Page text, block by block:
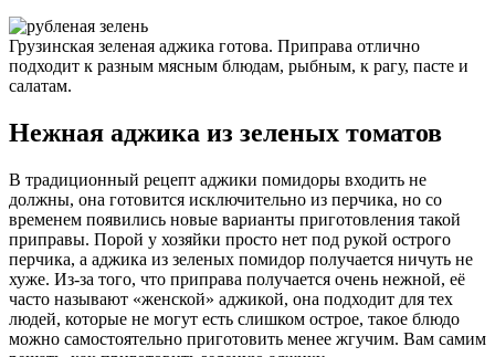
Грузинская зеленая аджика готова. Приправа отлично
подходит к разным мясным блюдам, рыбным, к рагу, пасте и
салатам.
Нежная аджика из зеленых томатов
В традиционный рецепт аджики помидоры входить не
должны, она готовится исключительно из перчика, но со
временем появились новые варианты приготовления такой
приправы. Порой у хозяйки просто нет под рукой острого
перчика, а аджика из зеленых помидор получается ничуть не
хуже. Из-за того, что приправа получается очень нежной, её
часто называют «женской» аджикой, она подходит для тех
людей, которые не могут есть слишком острое, такое блюдо
можно самостоятельно приготовить менее жгучим. Вам самим